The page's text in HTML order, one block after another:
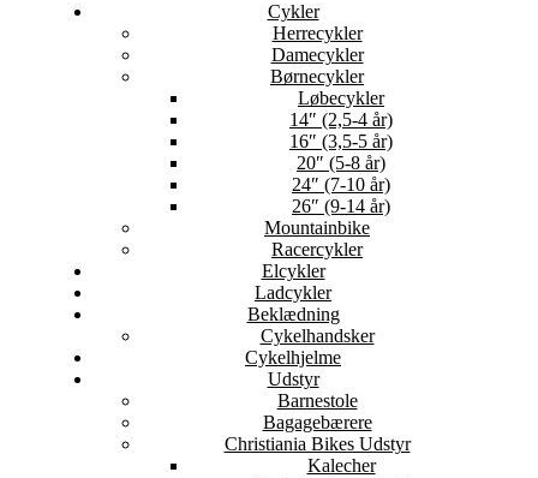
Cykler
Herrecykler
Damecykler
Børnecykler
Løbecykler
14″ (2,5-4 år)
16″ (3,5-5 år)
20″ (5-8 år)
24″ (7-10 år)
26″ (9-14 år)
Mountainbike
Racercykler
Elcykler
Ladcykler
Beklædning
Cykelhandsker
Cykelhjelme
Udstyr
Barnestole
Bagagebærere
Christiania Bikes Udstyr
Kalecher